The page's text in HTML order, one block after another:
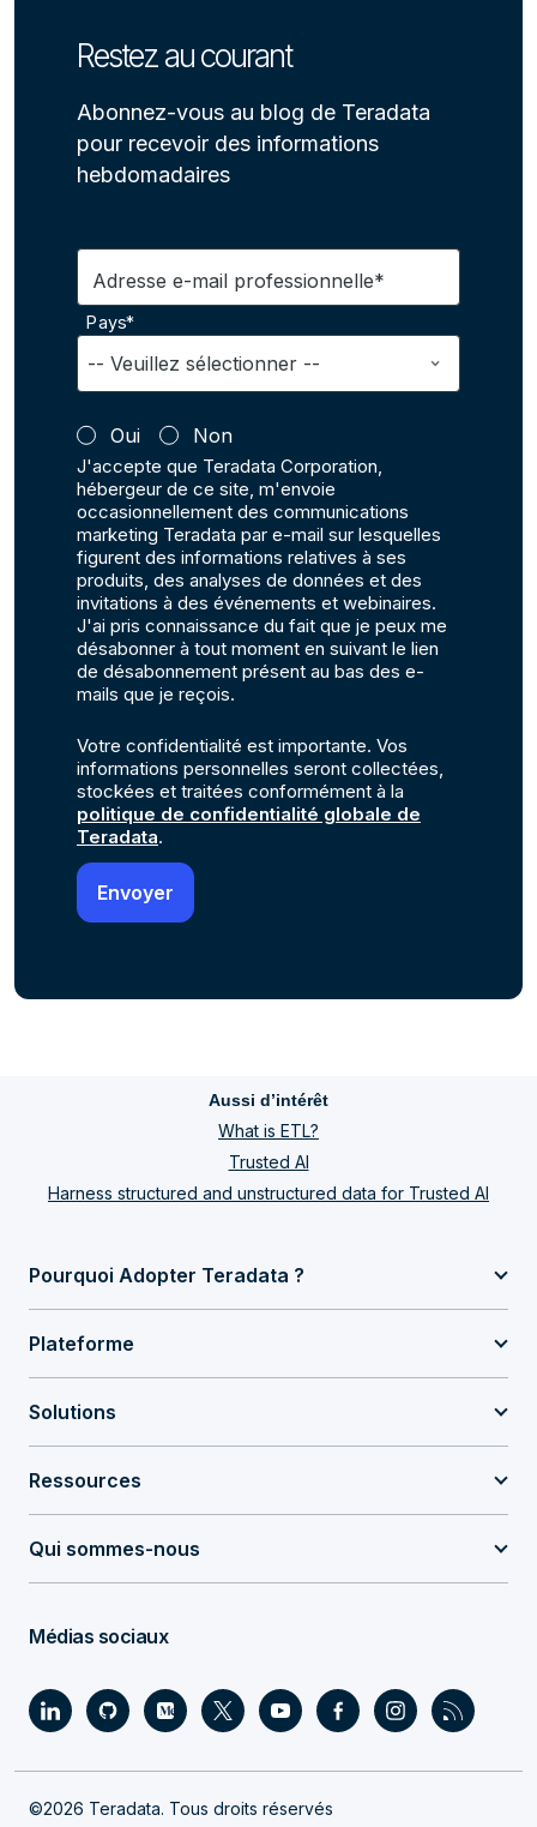
Restez au courant
Abonnez-vous au blog de Teradata
pour recevoir des informations
hebdomadaires
Adresse e-mail professionnelle*
Pays*
Oui Non
J'accepte que Teradata Corporation,
hébergeur de ce site, m'envoie
occasionnellement des communications
marketing Teradata par e-mail sur lesquelles
figurent des informations relatives à ses
produits, des analyses de données et des
invitations à des événements et webinaires.
J'ai pris connaissance du fait que je peux me
désabonner à tout moment en suivant le lien
de désabonnement présent au bas des e-
mails que je reçois.
Votre confidentialité est importante. Vos
informations personnelles seront collectées,
stockées et traitées conformément à la
politique de confidentialité globale de
Teradata.
Aussi d’intérêt
What is ETL?
Trusted AI
Harness structured and unstructured data for Trusted AI
Pourquoi Adopter Teradata ?
Plateforme
Solutions
Ressources
Qui sommes-nous
Médias sociaux
©2026 Teradata. Tous droits réservés